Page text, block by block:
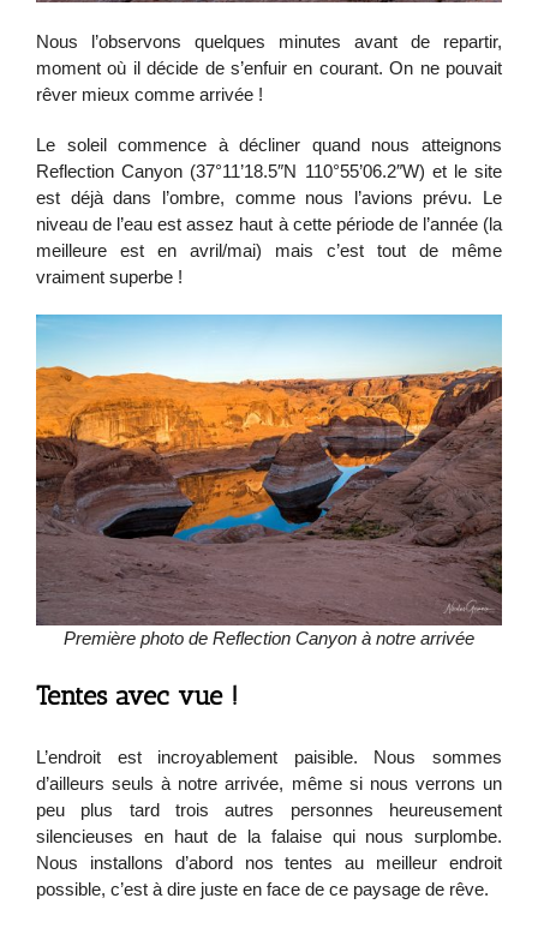
Nous l’observons quelques minutes avant de repartir,
moment où il décide de s’enfuir en courant. On ne pouvait
rêver mieux comme arrivée !
Le soleil commence à décliner quand nous atteignons
Reflection Canyon (37°11’18.5″N 110°55’06.2″W) et le site
est déjà dans l’ombre, comme nous l’avions prévu. Le
niveau de l’eau est assez haut à cette période de l’année (la
meilleure est en avril/mai) mais c’est tout de même
vraiment superbe !
Première photo de Reflection Canyon à notre arrivée
Tentes avec vue !
L’endroit est incroyablement paisible. Nous sommes
d’ailleurs seuls à notre arrivée, même si nous verrons un
peu plus tard trois autres personnes heureusement
silencieuses en haut de la falaise qui nous surplombe.
Nous installons d’abord nos tentes au meilleur endroit
possible, c’est à dire juste en face de ce paysage de rêve.